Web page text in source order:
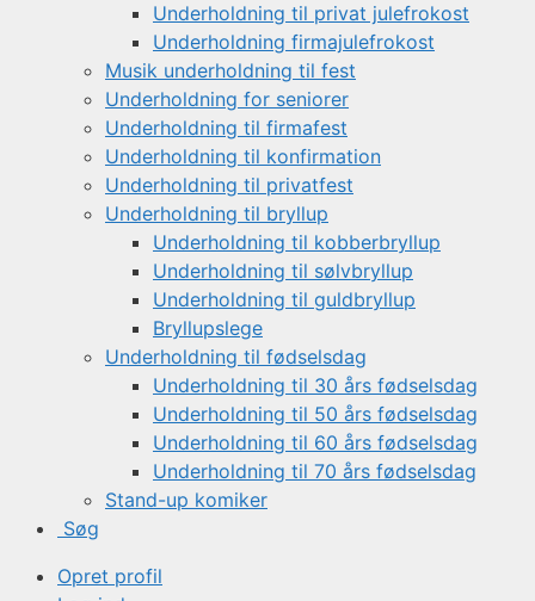
Underholdning til privat julefrokost
Underholdning firmajulefrokost
Musik underholdning til fest
Underholdning for seniorer
Underholdning til firmafest
Underholdning til konfirmation
Underholdning til privatfest
Underholdning til bryllup
Underholdning til kobberbryllup
Underholdning til sølvbryllup
Underholdning til guldbryllup
Bryllupslege
Underholdning til fødselsdag
Underholdning til 30 års fødselsdag
Underholdning til 50 års fødselsdag
Underholdning til 60 års fødselsdag
Underholdning til 70 års fødselsdag
Stand-up komiker
Søg
Opret profil